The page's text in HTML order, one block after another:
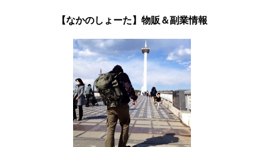
【なかのしょーた】物販＆副業情報